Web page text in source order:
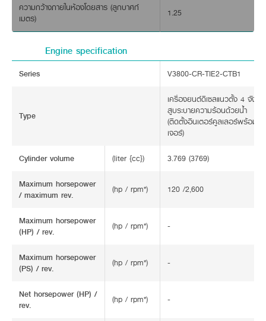
ความกว้างภายในห้องโดยสาร (ลูกบาศก์
เมตร)
1.25
Engine specification
Series V3800-CR-TIE2-CTB1
Type
เครื่องยนต์ดีเซลแนวตั้ง 4 จังห
สูบระบายความร้อนด้วยน้ำ
(ติดตั้งอินเตอร์คูลเลอร์พร้อมเท
เจอร์)
Cylinder volume (liter {cc}) 3.769 (3769)
Maximum horsepower
/ maximum rev.
(hp / rpm*) 120 /2,600
Maximum horsepower
(HP) / rev.
(hp / rpm*) -
Maximum horsepower
(PS) / rev.
(hp / rpm*) -
Net horsepower (HP) /
rev.
(hp / rpm*) -